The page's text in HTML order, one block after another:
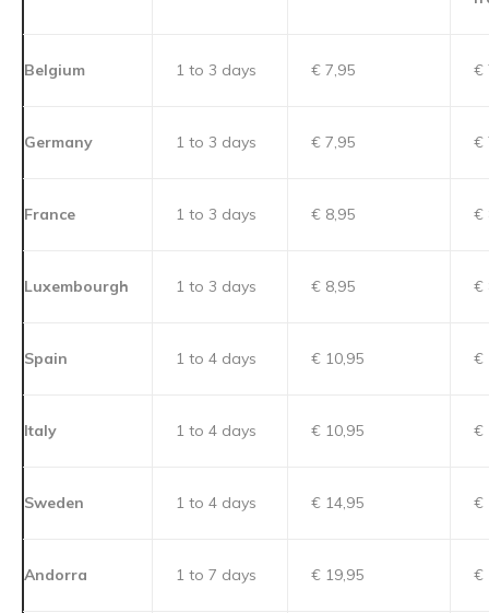
Belgium 1 to 3 days € 7,95 €
Germany 1 to 3 days € 7,95 €
France 1 to 3 days € 8,95 €
Luxembourgh 1 to 3 days € 8,95 €
Spain 1 to 4 days € 10,95 €
Italy 1 to 4 days € 10,95 €
Sweden 1 to 4 days € 14,95 €
Andorra 1 to 7 days € 19,95 €